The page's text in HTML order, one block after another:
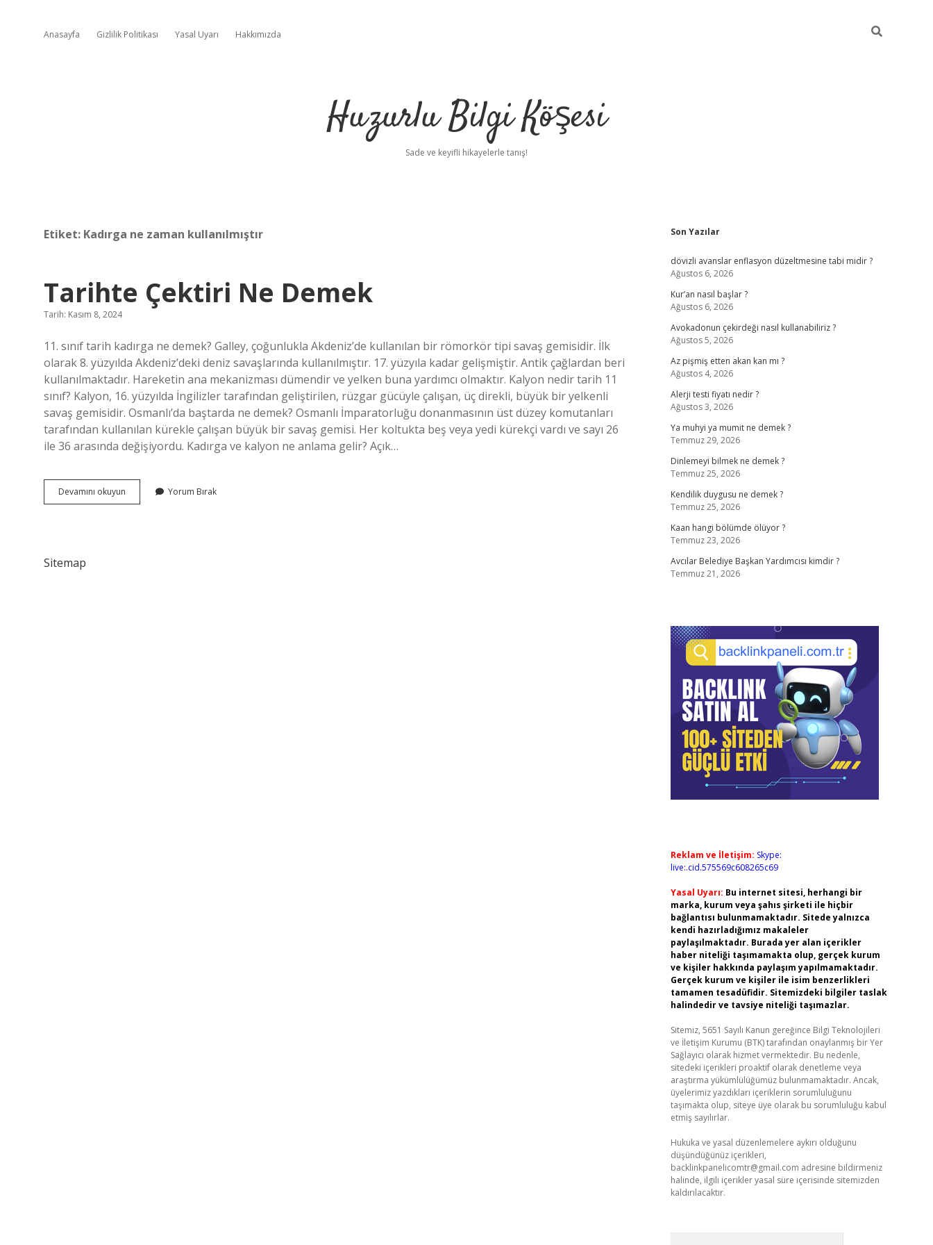
Anasayfa Gizlilik Politikası Yasal Uyarı Hakkımızda
Huzurlu Bilgi Köşesi
Sade ve keyifli hikayelerle tanış!
Etiket: Kadırga ne zaman kullanılmıştır
Tarihte Çektiri Ne Demek
Tarih: Kasım 8, 2024
11. sınıf tarih kadırga ne demek? Galley, çoğunlukla Akdeniz’de kullanılan bir römorkör tipi savaş gemisidir. İlk
olarak 8. yüzyılda Akdeniz’deki deniz savaşlarında kullanılmıştır. 17. yüzyıla kadar gelişmiştir. Antik çağlardan beri
kullanılmaktadır. Hareketin ana mekanizması dümendir ve yelken buna yardımcı olmaktır. Kalyon nedir tarih 11
sınıf? Kalyon, 16. yüzyılda İngilizler tarafından geliştirilen, rüzgar gücüyle çalışan, üç direkli, büyük bir yelkenli
savaş gemisidir. Osmanlı’da baştarda ne demek? Osmanlı İmparatorluğu donanmasının üst düzey komutanları
tarafından kullanılan kürekle çalışan büyük bir savaş gemisi. Her koltukta beş veya yedi kürekçi vardı ve sayı 26
ile 36 arasında değişiyordu. Kadırga ve kalyon ne anlama gelir? Açık…
Devamını okuyun
Çektiri
Yorum Bırak
Sitemap
Sidebar
Son Yazılar
dövizli avanslar enflasyon düzeltmesine tabi midir ?
Ağustos 6, 2026
Kur’an nasıl başlar ?
Ağustos 6, 2026
Avokadonun çekirdeği nasıl kullanabiliriz ?
Ağustos 5, 2026
Az pişmiş etten akan kan mı ?
Ağustos 4, 2026
Alerji testi fiyatı nedir ?
Ağustos 3, 2026
Ya muhyi ya mumit ne demek ?
Temmuz 29, 2026
Dinlemeyi bilmek ne demek ?
Temmuz 25, 2026
Kendilik duygusu ne demek ?
Temmuz 25, 2026
Kaan hangi bölümde ölüyor ?
Temmuz 23, 2026
Avcılar Belediye Başkan Yardımcısı kimdir ?
Temmuz 21, 2026
Reklam ve İletişim: Skype:
live:.cid.575569c608265c69
Yasal Uyarı: Bu internet sitesi, herhangi bir
marka, kurum veya şahıs şirketi ile hiçbir
bağlantısı bulunmamaktadır. Sitede yalnızca
kendi hazırladığımız makaleler
paylaşılmaktadır. Burada yer alan içerikler
haber niteliği taşımamakta olup, gerçek kurum
ve kişiler hakkında paylaşım yapılmamaktadır.
Gerçek kurum ve kişiler ile isim benzerlikleri
tamamen tesadüfidir. Sitemizdeki bilgiler taslak
halindedir ve tavsiye niteliği taşımazlar.
Sitemiz, 5651 Sayılı Kanun gereğince Bilgi Teknolojileri
ve İletişim Kurumu (BTK) tarafından onaylanmış bir Yer
Sağlayıcı olarak hizmet vermektedir. Bu nedenle,
sitedeki içerikleri proaktif olarak denetleme veya
araştırma yükümlülüğümüz bulunmamaktadır. Ancak,
üyelerimiz yazdıkları içeriklerin sorumluluğunu
taşımakta olup, siteye üye olarak bu sorumluluğu kabul
etmiş sayılırlar.
Hukuka ve yasal düzenlemelere aykırı olduğunu
düşündüğünüz içerikleri,
backlinkpanelicomtr@gmail.com adresine bildirmeniz
halinde, ilgili içerikler yasal süre içerisinde sitemizden
kaldırılacaktır.